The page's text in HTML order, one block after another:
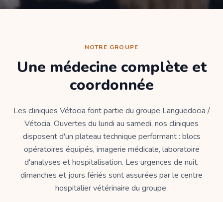
NOTRE GROUPE
Une médecine complète et
coordonnée
Les cliniques Vétocia font partie du groupe Languedocia /
Vétocia. Ouvertes du lundi au samedi, nos cliniques
disposent d'un plateau technique performant : blocs
opératoires équipés, imagerie médicale, laboratoire
d'analyses et hospitalisation. Les urgences de nuit,
dimanches et jours fériés sont assurées par le centre
hospitalier vétérinaire du groupe.